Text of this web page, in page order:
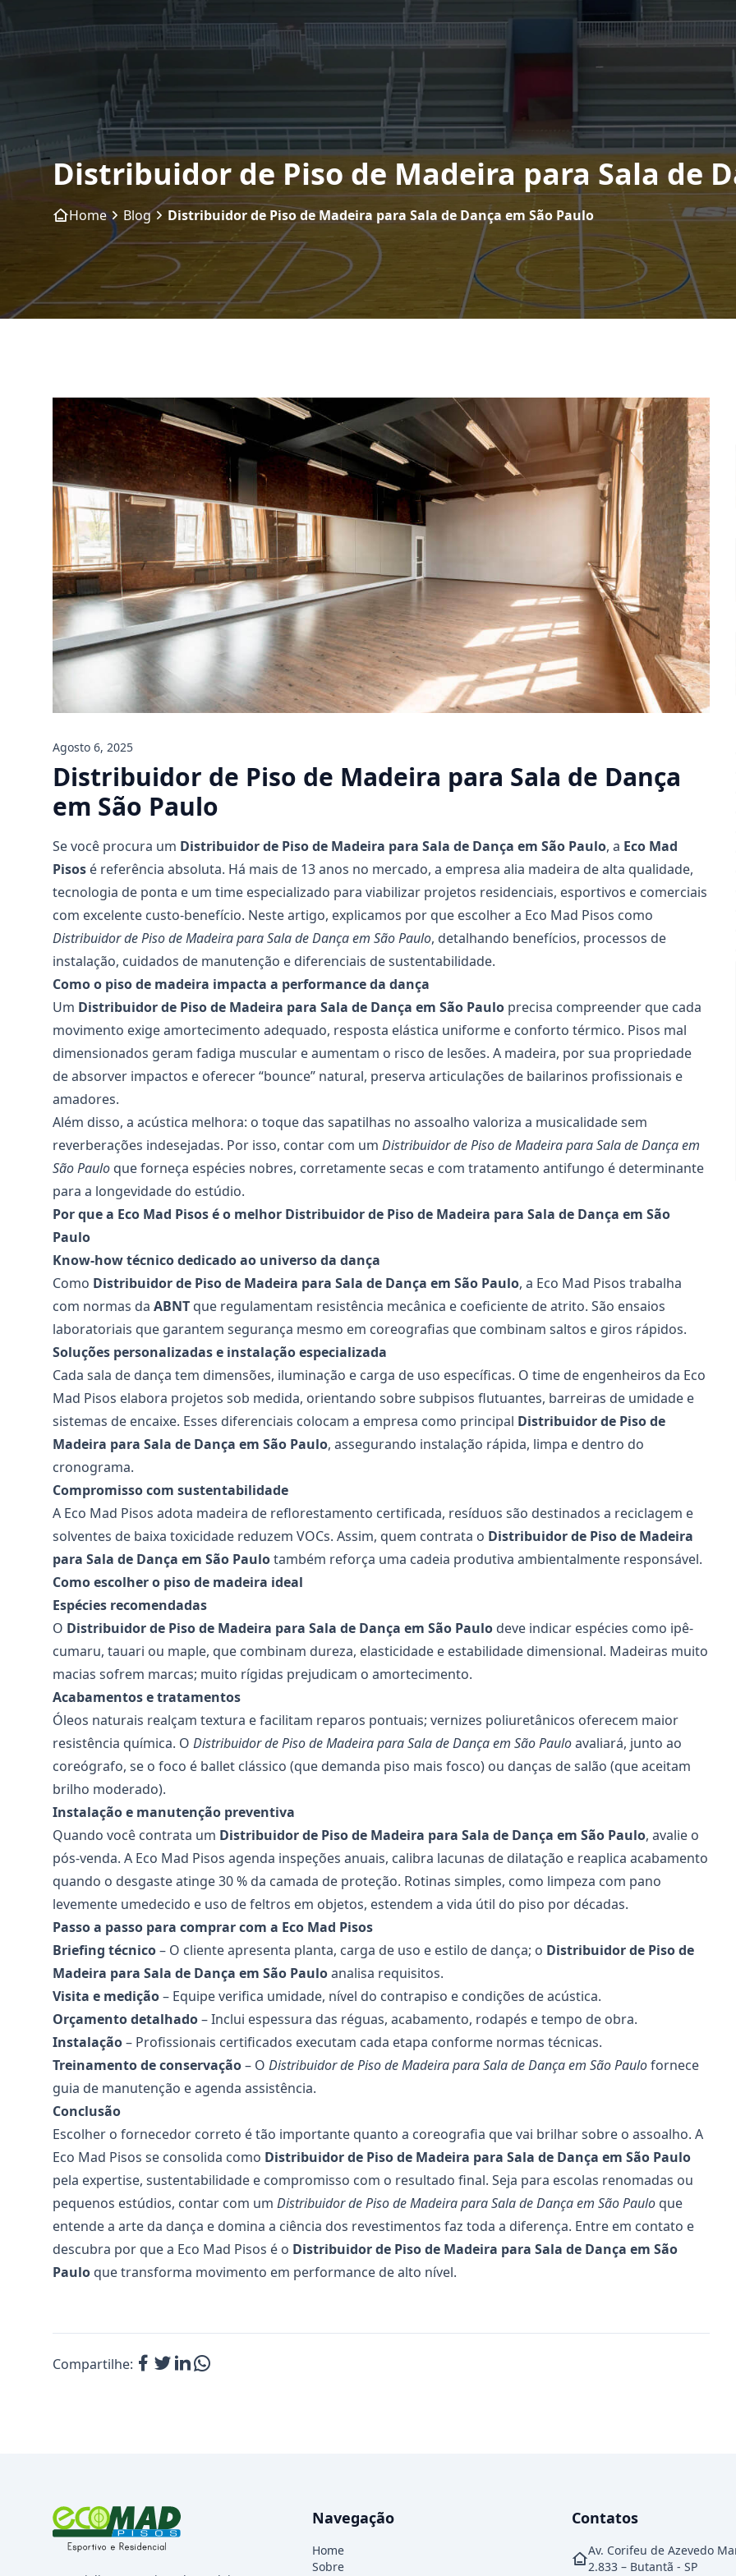
Distribuidor de Piso de Madeira para Sala de
Home Blog Distribuidor de Piso de Madeira para Sala de Dança em São Paulo
Agosto 6, 2025
Distribuidor de Piso de Madeira para Sala de Dança
em São Paulo
Se você procura um Distribuidor de Piso de Madeira para Sala de Dança em São Paulo, a Eco Mad
Pisos é referência absoluta. Há mais de 13 anos no mercado, a empresa alia madeira de alta qualidade,
tecnologia de ponta e um time especializado para viabilizar projetos residenciais, esportivos e comerciais
com excelente custo-benefício. Neste artigo, explicamos por que escolher a Eco Mad Pisos como
Distribuidor de Piso de Madeira para Sala de Dança em São Paulo, detalhando benefícios, processos de
instalação, cuidados de manutenção e diferenciais de sustentabilidade.
Como o piso de madeira impacta a performance da dança
Um Distribuidor de Piso de Madeira para Sala de Dança em São Paulo precisa compreender que cada
movimento exige amortecimento adequado, resposta elástica uniforme e conforto térmico. Pisos mal
dimensionados geram fadiga muscular e aumentam o risco de lesões. A madeira, por sua propriedade
de absorver impactos e oferecer “bounce” natural, preserva articulações de bailarinos profissionais e
amadores.
Além disso, a acústica melhora: o toque das sapatilhas no assoalho valoriza a musicalidade sem
reverberações indesejadas. Por isso, contar com um Distribuidor de Piso de Madeira para Sala de Dança em
São Paulo que forneça espécies nobres, corretamente secas e com tratamento antifungo é determinante
para a longevidade do estúdio.
Por que a Eco Mad Pisos é o melhor Distribuidor de Piso de Madeira para Sala de Dança em São
Paulo
Know-how técnico dedicado ao universo da dança
Como Distribuidor de Piso de Madeira para Sala de Dança em São Paulo, a Eco Mad Pisos trabalha
com normas da ABNT que regulamentam resistência mecânica e coeficiente de atrito. São ensaios
laboratoriais que garantem segurança mesmo em coreografias que combinam saltos e giros rápidos.
Soluções personalizadas e instalação especializada
Cada sala de dança tem dimensões, iluminação e carga de uso específicas. O time de engenheiros da Eco
Mad Pisos elabora projetos sob medida, orientando sobre subpisos flutuantes, barreiras de umidade e
sistemas de encaixe. Esses diferenciais colocam a empresa como principal Distribuidor de Piso de
Madeira para Sala de Dança em São Paulo, assegurando instalação rápida, limpa e dentro do
cronograma.
Compromisso com sustentabilidade
A Eco Mad Pisos adota madeira de reflorestamento certificada, resíduos são destinados a reciclagem e
solventes de baixa toxicidade reduzem VOCs. Assim, quem contrata o Distribuidor de Piso de Madeira
para Sala de Dança em São Paulotambém reforça uma cadeia produtiva ambientalmente responsável.
Como escolher o piso de madeira ideal
Espécies recomendadas
O Distribuidor de Piso de Madeira para Sala de Dança em São Paulo deve indicar espécies como ipê-
cumaru, tauari ou maple, que combinam dureza, elasticidade e estabilidade dimensional. Madeiras muito
macias sofrem marcas; muito rígidas prejudicam o amortecimento.
Acabamentos e tratamentos
Óleos naturais realçam textura e facilitam reparos pontuais; vernizes poliuretânicos oferecem maior
resistência química. O Distribuidor de Piso de Madeira para Sala de Dança em São Pauloavaliará, junto ao
coreógrafo, se o foco é ballet clássico (que demanda piso mais fosco) ou danças de salão (que aceitam
brilho moderado).
Instalação e manutenção preventiva
Quando você contrata um Distribuidor de Piso de Madeira para Sala de Dança em São Paulo, avalie o
pós-venda. A Eco Mad Pisos agenda inspeções anuais, calibra lacunas de dilatação e reaplica acabamento
quando o desgaste atinge 30 % da camada de proteção. Rotinas simples, como limpeza com pano
levemente umedecido e uso de feltros em objetos, estendem a vida útil do piso por décadas.
Passo a passo para comprar com a Eco Mad Pisos
Briefing técnico– O cliente apresenta planta, carga de uso e estilo de dança; o Distribuidor de Piso de
Madeira para Sala de Dança em São Pauloanalisa requisitos.
Visita e medição– Equipe verifica umidade, nível do contrapiso e condições de acústica.
Orçamento detalhado– Inclui espessura das réguas, acabamento, rodapés e tempo de obra.
Instalação– Profissionais certificados executam cada etapa conforme normas técnicas.
Treinamento de conservação– O Distribuidor de Piso de Madeira para Sala de Dança em São Paulofornece
guia de manutenção e agenda assistência.
Conclusão
Escolher o fornecedor correto é tão importante quanto a coreografia que vai brilhar sobre o assoalho. A
Eco Mad Pisos se consolida como Distribuidor de Piso de Madeira para Sala de Dança em São Paulo
pela expertise, sustentabilidade e compromisso com o resultado final. Seja para escolas renomadas ou
pequenos estúdios, contar com um Distribuidor de Piso de Madeira para Sala de Dança em São Paulo que
entende a arte da dança e domina a ciência dos revestimentos faz toda a diferença. Entre em contato e
descubra por que a Eco Mad Pisos é o Distribuidor de Piso de Madeira para Sala de Dança em São
Paulo que transforma movimento em performance de alto nível.
Compartilhe:
Navegação
Home
Sobre
Contatos
Av. Corifeu de Azevedo
2.833 – Butantã - SP